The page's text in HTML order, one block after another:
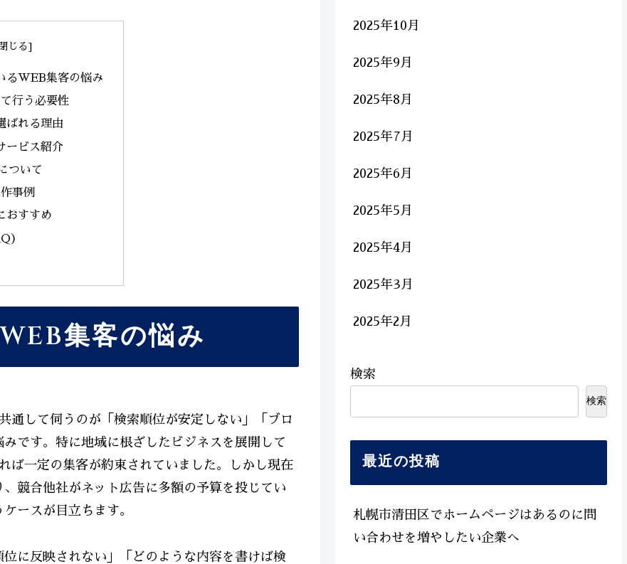
るWEB集客の悩み
行う必要性
ばれる理由
ービス紹介
ついて
事例
おすすめ
）
集客の悩み
通して伺うのが「検索順位が安定しない」「ブロ
です。特に地域に根ざしたビジネスを展開して
ば一定の集客が約束されていました。しかし現在
競合他社がネット広告に多額の予算を投じてい
ースが目立ちます。
に反映されない」「どのような内容を書けば検
2025年10月
2025年9月
2025年8月
2025年7月
2025年6月
2025年5月
2025年4月
2025年3月
2025年2月
検索
検索
最近の投稿
札幌市清田区でホームページはあるのに問
い合わせを増やしたい企業へ